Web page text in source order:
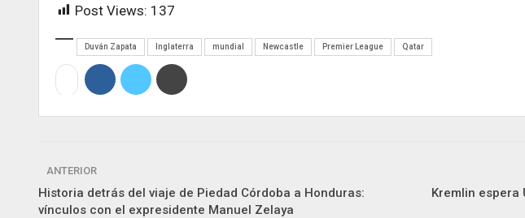
Post Views: 137
Duván Zapata Inglaterra mundial Newcastle Premier League Qatar
ANTERIOR
Historia detrás del viaje de Piedad Córdoba a Honduras:
vínculos con el expresidente Manuel Zelaya
Kremlin espera